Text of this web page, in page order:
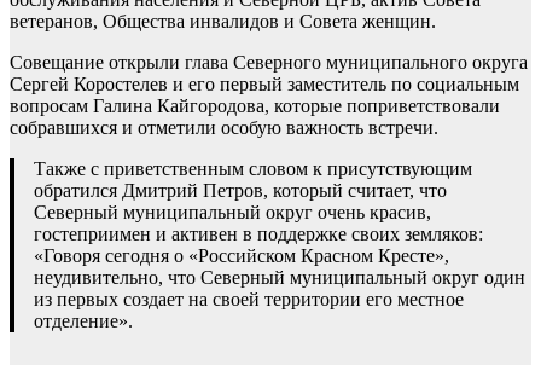
ветеранов, Общества инвалидов и Совета женщин.
Совещание открыли глава Северного муниципального округа
Сергей Коростелев и его первый заместитель по социальным
вопросам Галина Кайгородова, которые поприветствовали
собравшихся и отметили особую важность встречи.
Также с приветственным словом к присутствующим
обратился Дмитрий Петров, который считает, что
Северный муниципальный округ очень красив,
гостеприимен и активен в поддержке своих земляков:
«Говоря сегодня о «Российском Красном Кресте»,
неудивительно, что Северный муниципальный округ один
из первых создает на своей территории его местное
отделение».